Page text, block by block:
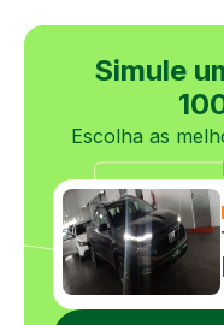
Vidros elétricos
Simule
Escolha as